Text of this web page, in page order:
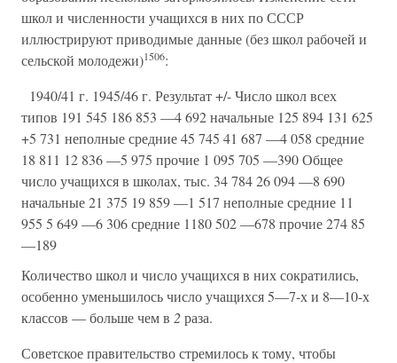
школ и численности учащихся в них по СССР
иллюстрируют приводимые данные (без школ рабочей и
сельской молодежи)1506:
1940/41 г. 1945/46 г. Результат +/- Число школ всех
типов 191 545 186 853 —4 692 начальные 125 894 131 625
+5 731 неполные средние 45 745 41 687 —4 058 средние
18 811 12 836 —5 975 прочие 1 095 705 —390 Общее
число учащихся в школах, тыс. 34 784 26 094 —8 690
начальные 21 375 19 859 —1 517 неполные средние 11
955 5 649 —6 306 средние 1180 502 —678 прочие 274 85
—189
Количество школ и число учащихся в них сократились,
особенно уменьшилось число учащихся 5—7-х и 8—10-х
классов — больше чем в 2раза.
Советское правительство стремилось к тому, чтобы